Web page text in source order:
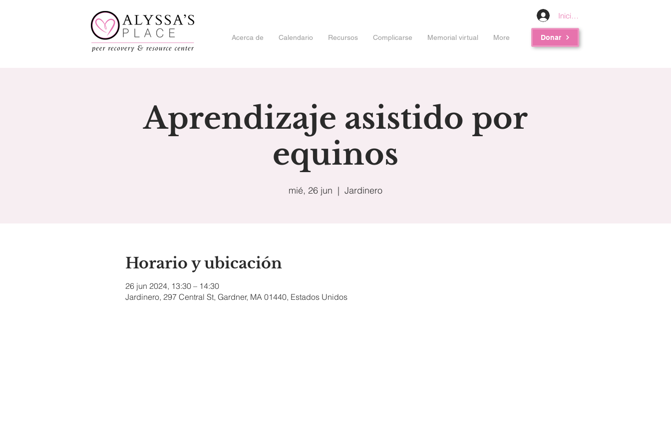
Iniciar sesión
Acerca de Calendario Recursos Complicarse Memorial virtual More Donar
Aprendizaje asistido por
equinos
mié, 26 jun
  |
Jardinero
Horario y ubicación
26 jun 2024, 13:30 – 14:30
Jardinero, 297 Central St, Gardner, MA 01440, Estados Unidos